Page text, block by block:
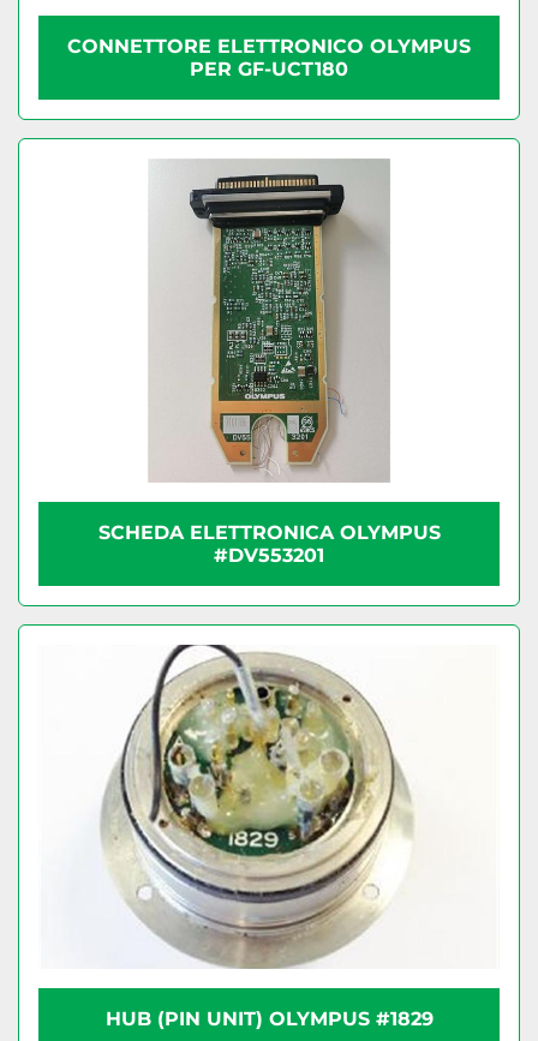
CONNETTORE ELETTRONICO OLYMPUS
PER GF-UCT180
SCHEDA ELETTRONICA OLYMPUS
#DV553201
HUB (PIN UNIT) OLYMPUS #1829